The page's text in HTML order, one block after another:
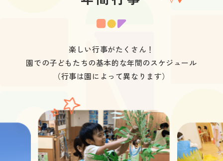
楽しい行事がたくさん！
園での子どもたちの基本的な年間のスケジュール
（行事は園によって異なります）